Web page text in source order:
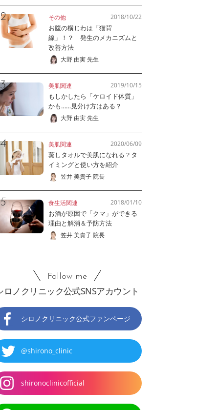
その他 2018/10/22
お腹の横じわは「猫背
線」！？ 発生のメカニズムと
改善方法
大野 由実 先生
美肌関連 2019/10/15
もしかしたら「ケロイド体質」
かも……見分け方はある？
大野 由実 先生
美肌関連 2020/06/09
蒸しタオルで美肌になれる？タ
イミングと使い方を紹介
笠井 美貴子 院長
食生活関連 2018/01/10
お酒が原因で「クマ」ができる
理由と解消＆予防方法
笠井 美貴子 院長
Follow me
ロノクリニック公式SNSアカウント
シロノクリニック公式ファンページ
@shirono_clinic
shironoclinicofficial